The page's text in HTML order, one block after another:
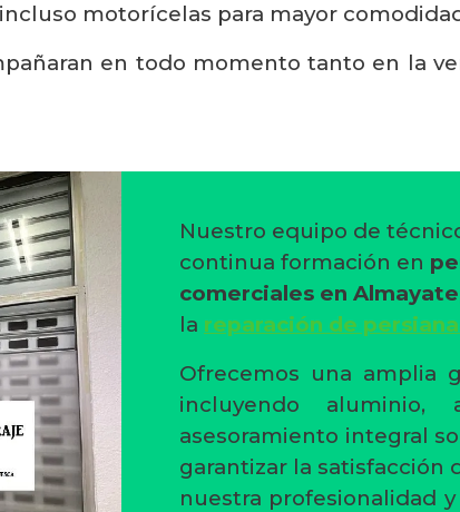
motorícelas para mayor
en todo momento tanto en la
Nuestro equipo de
continua formación en
comerciales en Almayate
la reparación de
Ofrecemos una amplia
incluyendo aluminio,
asesoramiento integral
garantizar la satisfacción
nuestra profesionalidad